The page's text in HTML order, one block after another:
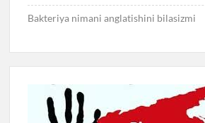
Bakteriya nimani anglatishini bilasizmi